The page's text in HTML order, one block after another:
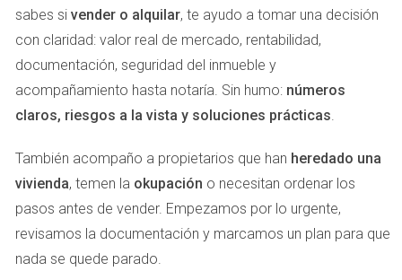
las preferencias del mercado puede ayudarte a establecer
un precio competitivo y atraer a los compradores
adecuados.
GUÍA FISCAL PARA MAYORES DE
65
Vender una vivienda puede ser un proceso complicado,
especialmente cuando se trata de aspectos fiscales. Para
los propietarios mayores de 65 y de 70 años, existen
ciertas ventajas fiscales que pueden facilitar la venta. Por
sabes si vender o alquilar, te ayudo a tomar una decisión
con claridad: valor real de mercado, rentabilidad,
documentación, seguridad del inmueble y
acompañamiento hasta notaría. Sin humo: números
claros, riesgos a la vista y soluciones prácticas.
También acompaño a propietarios que han heredado una
vivienda, temen la okupación o necesitan ordenar los
pasos antes de vender. Empezamos por lo urgente,
revisamos la documentación y marcamos un plan para que
nada se quede parado.